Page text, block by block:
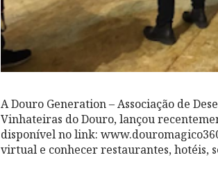
A Douro Generation – Associação de
Vinhateiras do Douro, lançou
disponível no link:
virtual e conhecer restaurantes, hotéis,